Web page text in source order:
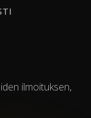
ilmoituksen,